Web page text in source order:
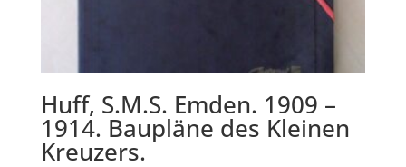
Huff, S.M.S. Emden. 1909 –
1914. Baupläne des Kleinen
Kreuzers.